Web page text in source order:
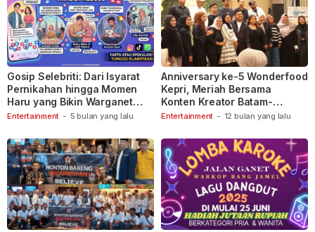
Entertainment - 5 bulan yang lalu
Gosip Selebriti: Dari Isyarat
Pernikahan hingga Momen
Haru yang Bikin Warganet
Berspekulasi
Entertainment - 12 bulan yang lalu
Anniversary ke-5 Wonderfood
Kepri, Meriah Bersama
Konten Kreator Batam-
Tanjungpinang